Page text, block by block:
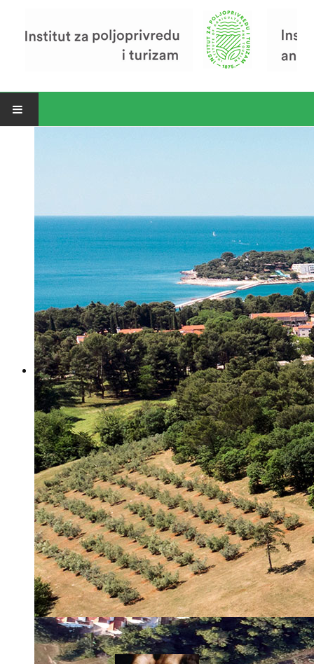
Zavod za poljoprivredu i prehranu
Zavod za ekonomiku i razvoj poljoprivrede
Zavod za turizam
Pokusno poljoprivredno imanje
Zaposlenici
Euraxess
Misija i vizija
Upravno Vijeće
Rad Upravnog vijeća
Znanstveno Vijeće
Rad Znanstvenog vijeća
Etičko povjerenstvo
Etički kodeks
Financiranje
Proračun
Potpore
PROGRAMSKO FINANCIRANJE
Izvještavanje po uredbi
Projekti Instituta
Dialogue4Tourism
REVIVE
WASTEREDUCE
MITOMED+
WINTERMED
CASTWATER
INHERIT
CONSUMLESS PLUS
IstraOILFest
ARHIVA PROJEKATA